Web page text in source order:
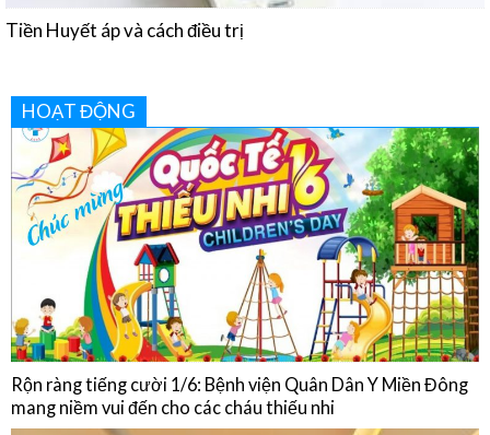
Chế độ ăn của người bệnh Đái tháo đường
HOẠT ĐỘNG